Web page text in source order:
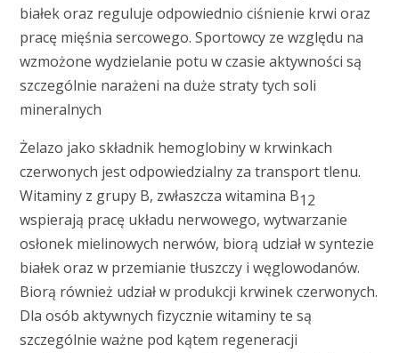
białek oraz reguluje odpowiednio ciśnienie krwi oraz
pracę mięśnia sercowego. Sportowcy ze względu na
wzmożone wydzielanie potu w czasie aktywności są
szczególnie narażeni na duże straty tych soli
mineralnych
Żelazo jako składnik hemoglobiny w krwinkach
czerwonych jest odpowiedzialny za transport tlenu.
Witaminy z grupy B, zwłaszcza witamina B12
wspierają pracę układu nerwowego, wytwarzanie
osłonek mielinowych nerwów, biorą udział w syntezie
białek oraz w przemianie tłuszczy i węglowodanów.
Biorą również udział w produkcji krwinek czerwonych.
Dla osób aktywnych fizycznie witaminy te są
szczególnie ważne pod kątem regeneracji